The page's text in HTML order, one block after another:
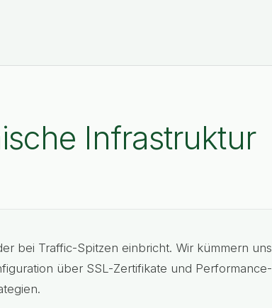
Infrastruktur
bei Traffic-Spitzen einbricht. Wir kümmern uns
über SSL-Zertifikate und Performance-